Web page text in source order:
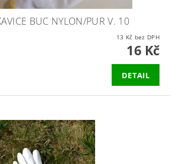
BUC NYLON/PUR V. 10
13 Kč bez DPH
16 Kč
DETAIL